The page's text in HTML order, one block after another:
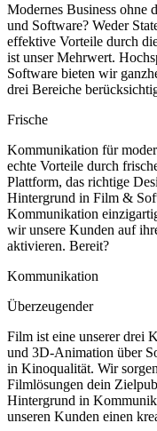
Modernes Business
und Software? Weder
effektive Vorteile durch
ist unser Mehrwert.
Software bieten wir
drei Bereiche
Frische
Kommunikation für
echte Vorteile durch
Plattform, das richtige
Hintergrund in Film &
Kommunikation
wir unsere Kunden auf
aktivieren. Bereit?
Kommunikation
Überzeugender
Film ist eine unserer drei
und 3D-Animation über
in Kinoqualität. Wir
Filmlösungen dein
Hintergrund in
unseren Kunden einen